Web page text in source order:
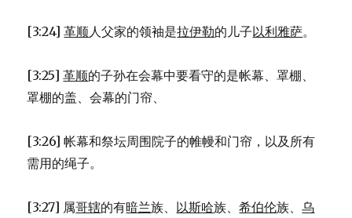
[3:24]革顺人父家的领袖是拉伊勒的儿子以利雅萨。
[3:25]革顺的子孙在会幕中要看守的是帐幕、罩棚、
罩棚的盖、会幕的门帘、
[3:26] 帐幕和祭坛周围院子的帷幔和门帘，以及所有
需用的绳子。
[3:27] 属哥辖的有暗兰族、 以斯哈族、希伯伦族、乌